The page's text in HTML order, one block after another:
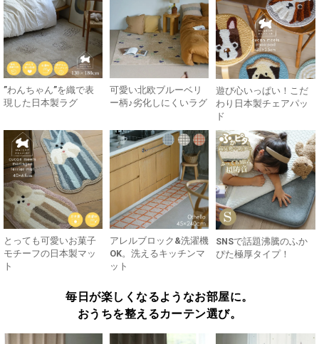
”わんちゃん”を織で表
現した日本製ラグ
可愛い北欧ブルーベリ
ー柄♪劣化しにくいラグ
遊び心いっぱい！こだ
わり日本製チェアパッ
ド
とっても可愛いお菓子
モチーフの日本製マッ
ト
アレルブロック&洗濯機
OK。洗えるキッチンマ
ット
SNSで話題沸騰のふか
ぴた極厚タイプ！
毎日が楽しくなるようなお部屋に。
おうちを整えるカーテン選び。